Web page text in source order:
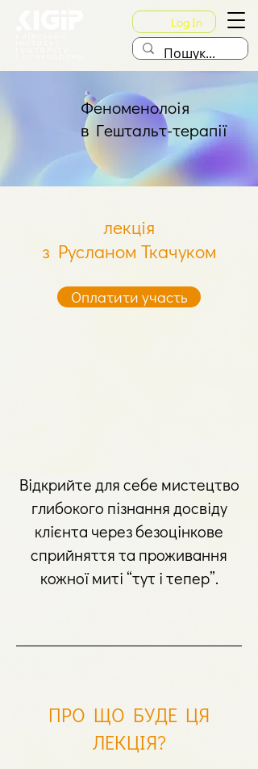
Log In
Феноменолоія
в Гештальт-терапії
лекція
з Русланом Ткачуком
Оплатити участь
Відкрийте для себе мистецтво
глибокого пізнання досвіду
клієнта через безоцінкове
сприйняття та проживання
кожної миті “тут і тепер”.
ПРО ЩО БУДЕ ЦЯ
ЛЕКЦІЯ?